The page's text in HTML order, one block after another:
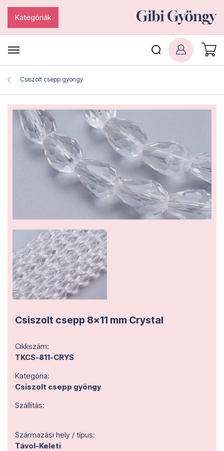
Kategóriák
Csiszolt csepp gyöngy
Csiszolt csepp 8x11 mm Crystal
Cikkszám:
TKCS-811-CRYS
Kategória:
Csiszolt csepp gyöngy
Szállítás:
Származási hely / típus:
Távol-Keleti